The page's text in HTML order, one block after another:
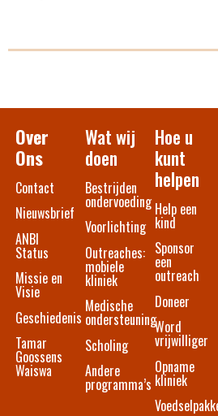
Over
Ons
Contact​
Nieuwsbrief
ANBI
Status
Missie en
Visie
Geschiedenis
Tamar
Goossens
Waiswa
Wat wij
doen
Bestrijden
ondervoeding
Voorlichting
Outreaches:
mobiele
kliniek
Medische
ondersteuning
Scholing
Andere
programma’s
Hoe u
kunt
helpen
Help een
kind
Sponsor
een
outreach
Doneer
Word
vrijwilliger
Opname
kliniek